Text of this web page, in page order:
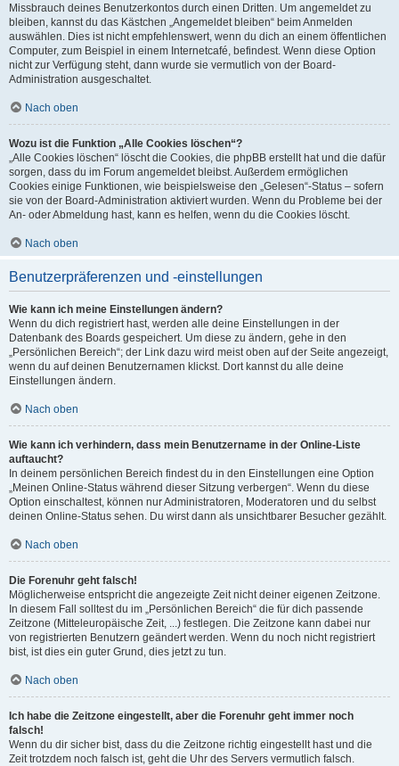
Missbrauch deines Benutzerkontos durch einen Dritten. Um angemeldet zu
bleiben, kannst du das Kästchen „Angemeldet bleiben“ beim Anmelden
auswählen. Dies ist nicht empfehlenswert, wenn du dich an einem öffentlichen
Computer, zum Beispiel in einem Internetcafé, befindest. Wenn diese Option
nicht zur Verfügung steht, dann wurde sie vermutlich von der Board-
Administration ausgeschaltet.
Nach oben
Wozu ist die Funktion „Alle Cookies löschen“?
„Alle Cookies löschen“ löscht die Cookies, die phpBB erstellt hat und die dafür
sorgen, dass du im Forum angemeldet bleibst. Außerdem ermöglichen
Cookies einige Funktionen, wie beispielsweise den „Gelesen“-Status – sofern
sie von der Board-Administration aktiviert wurden. Wenn du Probleme bei der
An- oder Abmeldung hast, kann es helfen, wenn du die Cookies löscht.
Nach oben
Benutzerpräferenzen und -einstellungen
Wie kann ich meine Einstellungen ändern?
Wenn du dich registriert hast, werden alle deine Einstellungen in der
Datenbank des Boards gespeichert. Um diese zu ändern, gehe in den
„Persönlichen Bereich“; der Link dazu wird meist oben auf der Seite angezeigt,
wenn du auf deinen Benutzernamen klickst. Dort kannst du alle deine
Einstellungen ändern.
Nach oben
Wie kann ich verhindern, dass mein Benutzername in der Online-Liste
auftaucht?
In deinem persönlichen Bereich findest du in den Einstellungen eine Option
„Meinen Online-Status während dieser Sitzung verbergen“. Wenn du diese
Option einschaltest, können nur Administratoren, Moderatoren und du selbst
deinen Online-Status sehen. Du wirst dann als unsichtbarer Besucher gezählt.
Nach oben
Die Forenuhr geht falsch!
Möglicherweise entspricht die angezeigte Zeit nicht deiner eigenen Zeitzone.
In diesem Fall solltest du im „Persönlichen Bereich“ die für dich passende
Zeitzone (Mitteleuropäische Zeit, ...) festlegen. Die Zeitzone kann dabei nur
von registrierten Benutzern geändert werden. Wenn du noch nicht registriert
bist, ist dies ein guter Grund, dies jetzt zu tun.
Nach oben
Ich habe die Zeitzone eingestellt, aber die Forenuhr geht immer noch
falsch!
Wenn du dir sicher bist, dass du die Zeitzone richtig eingestellt hast und die
Zeit trotzdem noch falsch ist, geht die Uhr des Servers vermutlich falsch.